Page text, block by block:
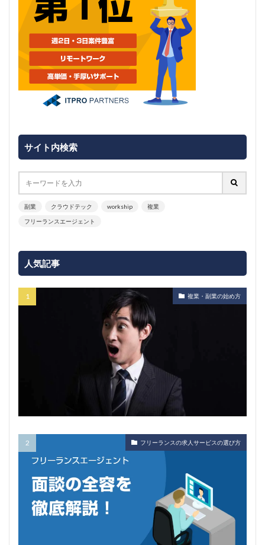
サイト内検索
副業 クラウドテック workship 複業
フリーランスエージェント
人気記事
複業・副業の始め方
フリーランスの求人サービスの選び方